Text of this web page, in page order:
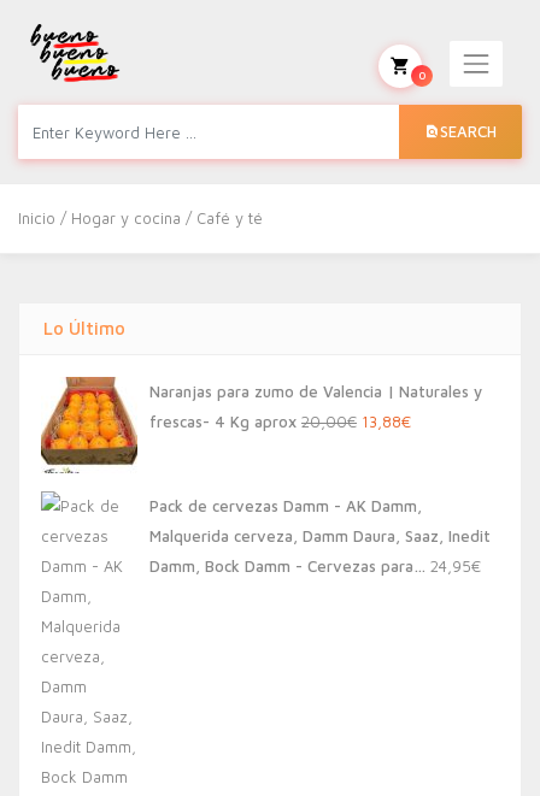
SEARCH
0
Inicio / Hogar y cocina / Café y té
Lo Último
Naranjas para zumo de Valencia | Naturales y
frescas- 4 Kg aprox 20,00€ El
era:
20,00€.
13,88€El
es:
13,88€.
Pack de cervezas Damm - AK Damm,
Malquerida cerveza, Damm Daura, Saaz, Inedit
Damm, Bock Damm - Cervezas para… 24,95€